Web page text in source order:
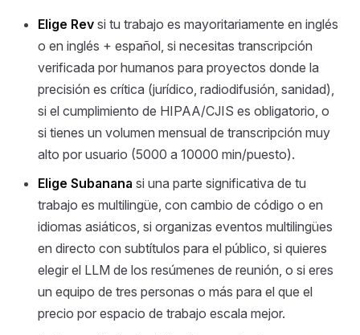
Elige Rev si tu trabajo es mayoritariamente en inglés
o en inglés + español, si necesitas transcripción
verificada por humanos para proyectos donde la
precisión es crítica (jurídico, radiodifusión, sanidad),
si el cumplimiento de HIPAA/CJIS es obligatorio, o
si tienes un volumen mensual de transcripción muy
alto por usuario (5000 a 10000 min/puesto).
Elige Subanana si una parte significativa de tu
trabajo es multilingüe, con cambio de código o en
idiomas asiáticos, si organizas eventos multilingües
en directo con subtítulos para el público, si quieres
elegir el LLM de los resúmenes de reunión, o si eres
un equipo de tres personas o más para el que el
precio por espacio de trabajo escala mejor.